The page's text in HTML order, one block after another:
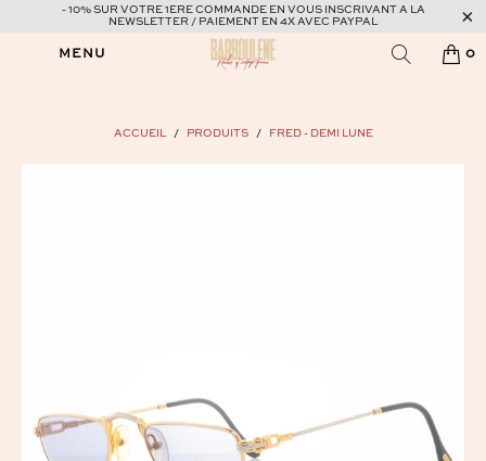
- 10% SUR VOTRE 1ERE COMMANDE EN VOUS INSCRIVANT A LA
NEWSLETTER / PAIEMENT EN 4X AVEC PAYPAL
MENU 0
ACCUEIL / PRODUITS / FRED - DEMI LUNE